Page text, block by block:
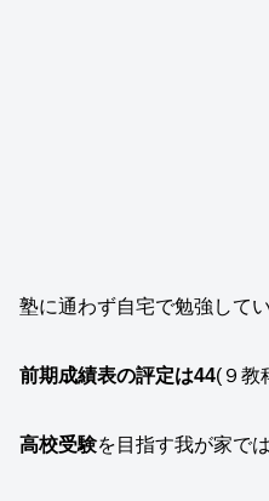
塾に通わず自宅で勉強して
前期成績表の評定は44(９教
高校受験を目指す我が家では